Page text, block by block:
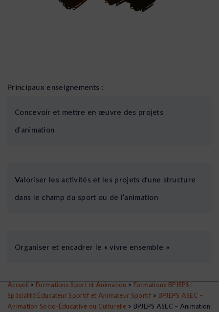
Principaux enseignements :
Concevoir et mettre en œuvre des projets
d’animation
Valoriser les activités et les projets d’une structure
dans le champ du sport ou de l’animation
Organiser et encadrer le « vivre ensemble »
Accueil > Formations Sport et Animation > Formations BPJEPS :
Spécialité Éducateur Sportif et Animateur Sportif > BPJEPS ASEC –
Animation Socio-Éducative ou Culturelle > BPJEPS ASEC – Animation